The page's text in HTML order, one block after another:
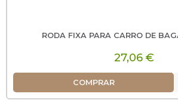
RODA FIXA PARA CARRO DE
27,06 €
COMPRAR